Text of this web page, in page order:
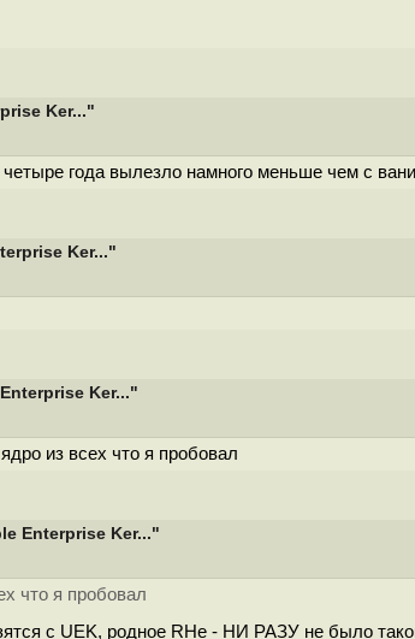
Ker..."
года вылезло намного меньше чем с
Ker..."
Ker..."
из всех что я пробовал
Enterprise Ker..."
что я пробовал
с UEK, родное RHе - НИ РАЗУ не было